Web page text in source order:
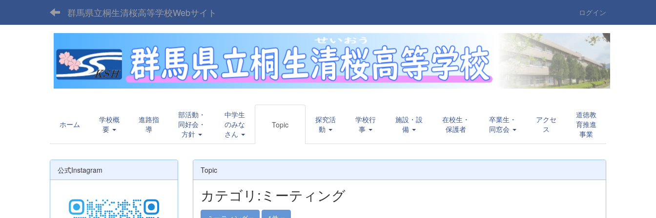
群馬県立桐生清桜高等学校Webサイト ログイン
ホーム
学校概
要
進路指
導
部活動・
同好会・
方針
中学生
のみな
さん
Topic
探究活
動
学校行
事
施設・設
備
在校生・
保護者
卒業生・
同窓会
アクセ
ス
道徳教
育推進
事業
Topic
カテゴリ:ミーティング
公式Instagram